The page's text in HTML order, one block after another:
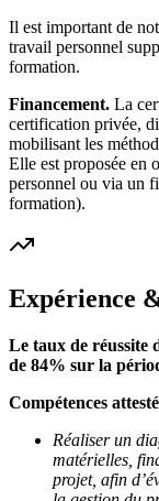
Il est important de
travail personnel
formation.
Financement. La
certification privée,
mobilisant les
Elle est proposée en
personnel ou via un
formation).
Expérience
Le taux de réussite
de 84% sur la
Compétences
Réaliser un
matérielles,
projet, afin